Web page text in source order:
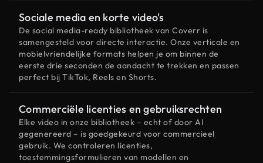
Sociale media en korte video's
De social media-ready bibliotheek van Coverr is
samengesteld voor directe interactie. Onze verticale en
mobielvriendelijke formats helpen je om binnen de
eerste drie seconden de aandacht te trekken en passen
perfect bij TikTok, Reels en Shorts.
Commerciële licenties en gebruiksrechten
Elke video in onze bibliotheek – echt of door AI
gegenereerd – is goedgekeurd voor commercieel
gebruik. We controleren licenties,
toestemmingsformulieren van modellen en